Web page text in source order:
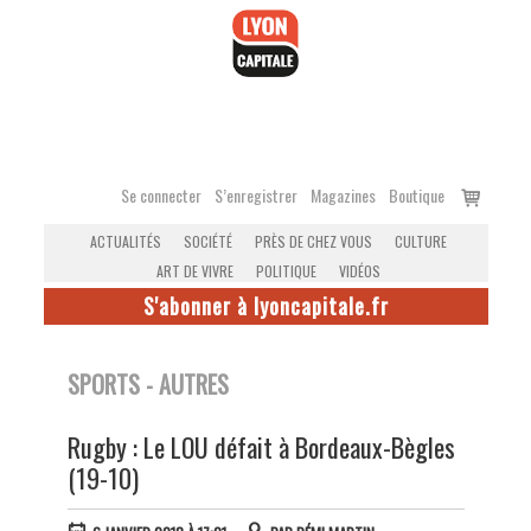
Se connecter S’enregistrer Magazines Boutique
Voir
ACTUALITÉS SOCIÉTÉ PRÈS DE CHEZ VOUS
CULTURE
ART DE VIVRE
POLITIQUE VIDÉOS
S'abonner à lyoncapitale.fr
SPORTS - AUTRES
Rugby : Le LOU défait à Bordeaux-Bègles
(19-10)